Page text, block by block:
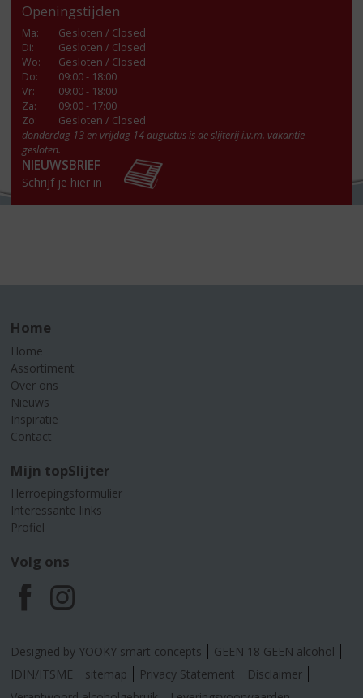
Openingstijden
Ma:
Gesloten / Closed
Di:
Gesloten / Closed
Wo:
Gesloten / Closed
Do:
09:00 - 18:00
Vr:
09:00 - 18:00
Za:
09:00 - 17:00
Zo:
Gesloten / Closed
donderdag 13 en vrijdag 14 augustus is de slijterij i.v.m. vakantie
gesloten.
NIEUWSBRIEF
Schrijf je hier in
Home
Home
Assortiment
Over ons
Nieuws
Inspiratie
Contact
Mijn topSlijter
Herroepingsformulier
Interessante links
Profiel
Volg ons
F
a
c
I
n
s
Designed by YOOKY smart concepts
GEEN 18 GEEN alcohol
IDIN/ITSME
sitemap Privacy Statement
Disclaimer